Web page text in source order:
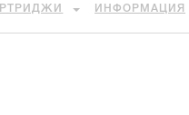
ИНФОРМАЦИЯ